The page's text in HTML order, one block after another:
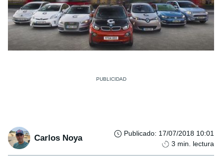
Carlos Noya Publicado: 17/07/2018 10:01
3 min. lectura